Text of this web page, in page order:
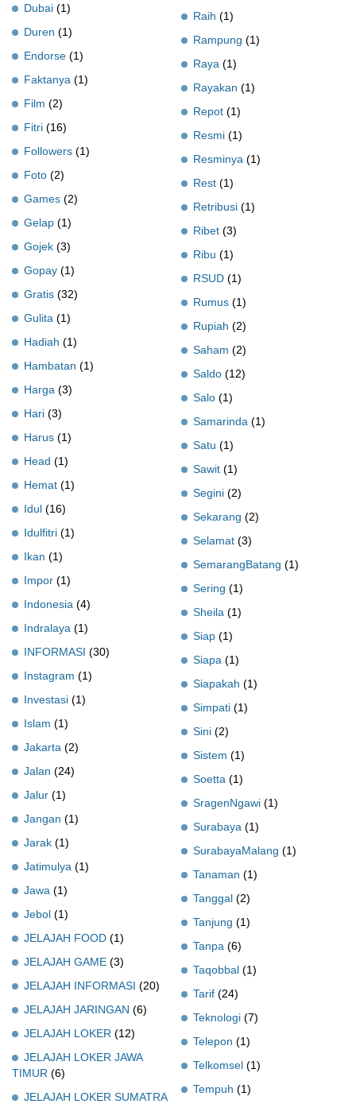
Dubai (1)
Duren (1)
Endorse (1)
Faktanya (1)
Film (2)
Fitri (16)
Followers (1)
Foto (2)
Games (2)
Gelap (1)
Gojek (3)
Gopay (1)
Gratis (32)
Gulita (1)
Hadiah (1)
Hambatan (1)
Harga (3)
Hari (3)
Harus (1)
Head (1)
Hemat (1)
Idul (16)
Idulfitri (1)
Ikan (1)
Impor (1)
Indonesia (4)
Indralaya (1)
INFORMASI (30)
Instagram (1)
Investasi (1)
Islam (1)
Jakarta (2)
Jalan (24)
Jalur (1)
Jangan (1)
Jarak (1)
Jatimulya (1)
Jawa (1)
Jebol (1)
JELAJAH FOOD (1)
JELAJAH GAME (3)
JELAJAH INFORMASI (20)
JELAJAH JARINGAN (6)
JELAJAH LOKER (12)
JELAJAH LOKER JAWA
TIMUR (6)
JELAJAH LOKER SUMATRA
Raih (1)
Rampung (1)
Raya (1)
Rayakan (1)
Repot (1)
Resmi (1)
Resminya (1)
Rest (1)
Retribusi (1)
Ribet (3)
Ribu (1)
RSUD (1)
Rumus (1)
Rupiah (2)
Saham (2)
Saldo (12)
Salo (1)
Samarinda (1)
Satu (1)
Sawit (1)
Segini (2)
Sekarang (2)
Selamat (3)
SemarangBatang (1)
Sering (1)
Sheila (1)
Siap (1)
Siapa (1)
Siapakah (1)
Simpati (1)
Sini (2)
Sistem (1)
Soetta (1)
SragenNgawi (1)
Surabaya (1)
SurabayaMalang (1)
Tanaman (1)
Tanggal (2)
Tanjung (1)
Tanpa (6)
Taqobbal (1)
Tarif (24)
Teknologi (7)
Telepon (1)
Telkomsel (1)
Tempuh (1)